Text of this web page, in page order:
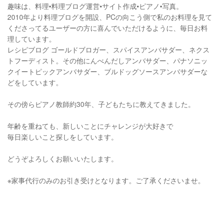
趣味は、料理•料理ブログ運営•サイト作成•ピアノ•写真。
2010年より料理ブログを開設、PCの向こう側で私のお料理を見て
くださってるユーザーの方に喜んでいただけるように、毎日お料
理しています。
レシピブログ ゴールドブロガー、スパイスアンバサダー、ネクス
トフーディスト。その他にんべんだしアンバサダー、パナソニッ
クイートピックアンバサダー、ブルドッグソースアンバサダーな
どをしています。
その傍らピアノ教師約30年、子どもたちに教えてきました。
年齢を重ねても、新しいことにチャレンジが大好きで
毎日楽しいこと探しをしています。
どうぞよろしくお願いいたします。
※家事代行のみのお引き受けとなります。ご了承くださいませ。